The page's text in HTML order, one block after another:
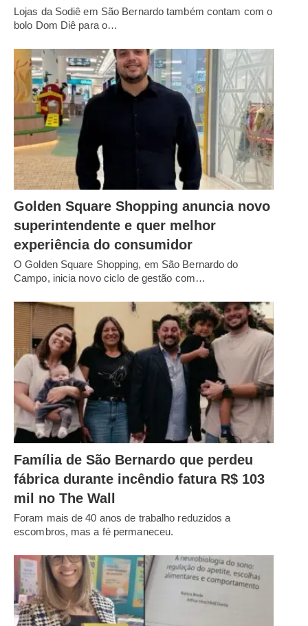
Lojas da Sodiê em São Bernardo também contam com o
bolo Dom Diê para o…
Golden Square Shopping anuncia novo
superintendente e quer melhor
experiência do consumidor
O Golden Square Shopping, em São Bernardo do
Campo, inicia novo ciclo de gestão com…
Família de São Bernardo que perdeu
fábrica durante incêndio fatura R$ 103
mil no The Wall
Foram mais de 40 anos de trabalho reduzidos a
escombros, mas a fé permaneceu.